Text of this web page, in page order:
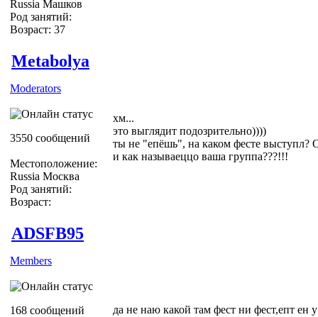
Russia Машков
Род занятий:
Возраст: 37
Metabolya
Moderators
3550 сообщений
Местоположение:
Russia Москва
Род занятий:
Возраст:
хм...
это выглядит подозрительно))))
ты не "епёшь", на каком фесте выступл?
и как называеццо ваша группа???!!!
ADSFB95
Members
168 сообщений да не наю какой там фест ни фест,епт ен